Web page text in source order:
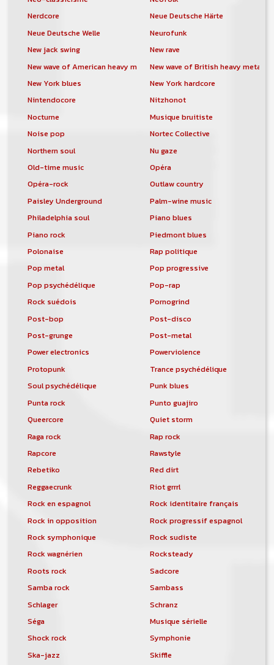
Nerdcore
Neue Deutsche Härte
Neue Deutsche Welle
Neurofunk
New jack swing
New rave
New wave of American heavy metalNew wave of British heavy metal
New York blues
New York hardcore
Nintendocore
Nitzhonot
Nocturne
Musique bruitiste
Noise pop
Nortec Collective
Northern soul
Nu gaze
Old-time music
Opéra
Opéra-rock
Outlaw country
Paisley Underground
Palm-wine music
Philadelphia soul
Piano blues
Piano rock
Piedmont blues
Polonaise
Rap politique
Pop metal
Pop progressive
Pop psychédélique
Pop-rap
Rock suédois
Pornogrind
Post-bop
Post-disco
Post-grunge
Post-metal
Power electronics
Powerviolence
Protopunk
Trance psychédélique
Soul psychédélique
Punk blues
Punta rock
Punto guajiro
Queercore
Quiet storm
Raga rock
Rap rock
Rapcore
Rawstyle
Rebetiko
Red dirt
Reggaecrunk
Riot grrrl
Rock en espagnol
Rock identitaire français
Rock in opposition
Rock progressif espagnol
Rock symphonique
Rock sudiste
Rock wagnérien
Rocksteady
Roots rock
Sadcore
Samba rock
Sambass
Schlager
Schranz
Séga
Musique sérielle
Shock rock
Symphonie
Ska-jazz
Skiffle